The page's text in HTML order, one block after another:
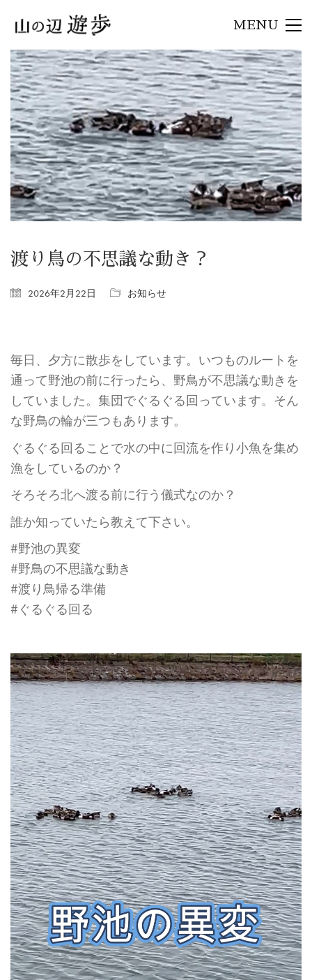
MENU
渡り鳥の不思議な動き？
2026年2月22日 お知らせ
毎日、夕方に散歩をしています。いつものルートを
通って野池の前に行ったら、野鳥が不思議な動きを
していました。集団でぐるぐる回っています。そん
な野鳥の輪が三つもあります。
ぐるぐる回ることで水の中に回流を作り小魚を集め
漁をしているのか？
そろそろ北へ渡る前に行う儀式なのか？
誰か知っていたら教えて下さい。
#野池の異変
#野鳥の不思議な動き
#渡り鳥帰る準備
#ぐるぐる回る